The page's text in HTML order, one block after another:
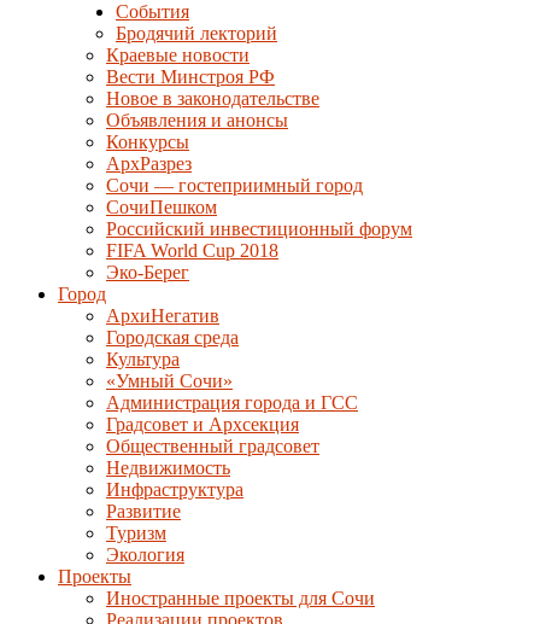
События
Бродячий лекторий
Краевые новости
Вести Минстроя РФ
Новое в законодательстве
Объявления и анонсы
Конкурсы
АрхРазрез
Сочи — гостеприимный город
СочиПешком
Российский инвестиционный форум
FIFA World Cup 2018
Эко-Берег
Город
АрхиНегатив
Городская среда
Культура
«Умный Сочи»
Администрация города и ГСС
Градсовет и Архсекция
Общественный градсовет
Недвижимость
Инфраструктура
Развитие
Туризм
Экология
Проекты
Иностранные проекты для Сочи